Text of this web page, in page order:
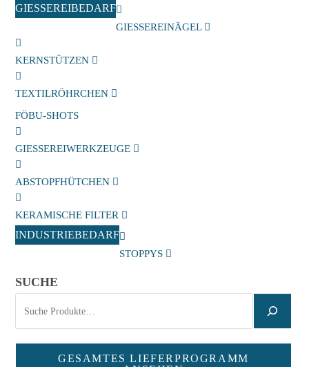
GIESSEREIBEDARF
GIESSEREINÄGEL
KERNSTÜTZEN
TEXTILRÖHRCHEN
FÖBU-SHOTS
GIESSEREIWERKZEUGE
ABSTOPFHÜTCHEN
KERAMISCHE FILTER
INDUSTRIEBEDARF
STOPPYS
SUCHE
GESAMTES LIEFERPROGRAMM